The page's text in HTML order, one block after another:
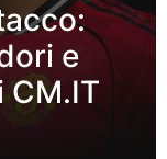
e
CM.IT